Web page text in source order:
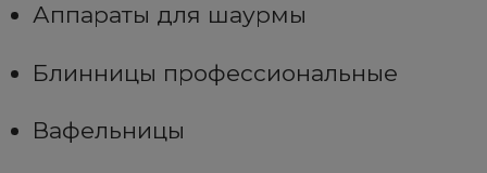
Аппараты для шаурмы
Блинницы профессиональные
Вафельницы